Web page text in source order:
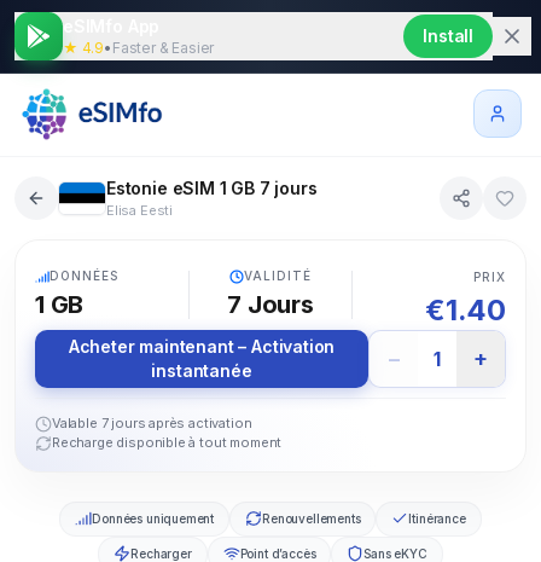
★ 4.9• Faster & Easier
Install
Estonie eSIM 1 GB 7 jours
Elisa Eesti
DONNÉES
1 GB
VALIDITÉ
7 Jours
PRIX
€1.40
Acheter maintenant – Activation
instantanée
− 1 +
Valable 7 jours après activation
Recharge disponible à tout moment
Données uniquement Renouvellements Itinérance
Recharger Point d’accès Sans eKYC